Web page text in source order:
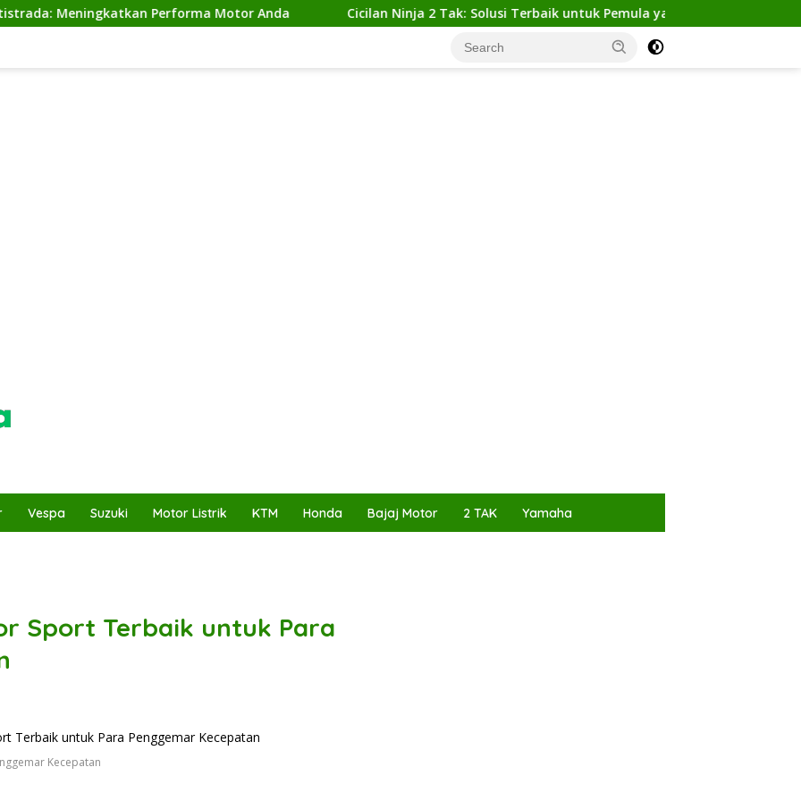
Performa Motor Anda Cicilan Ninja 2 Tak: Solusi Terbaik untuk Pemula yang Ingin Tampil Gagah
Vespa Suzuki Motor Listrik KTM Honda Bajaj Motor 2 TAK Yamaha
Sport Terbaik untuk Para
Kecepatan